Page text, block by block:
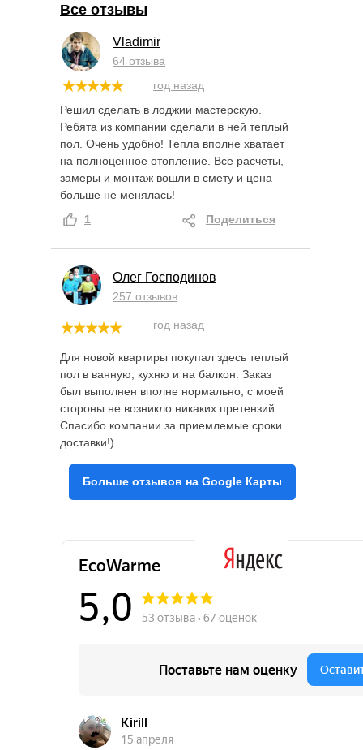
год назад
Vladimir
64 отзыва
Все отзывы
Решил сделать в лоджии мастерскую.
Ребята из компании сделали в ней теплый
пол. Очень удобно! Тепла вполне хватает
на полноценное отопление. Все расчеты,
замеры и монтаж вошли в смету и цена
больше не менялась!
1
Поделиться
год назад
Олег Господинов
257 отзывов
Для новой квартиры покупал здесь теплый
пол в ванную, кухню и на балкон. Заказ
был выполнен вполне нормально, с моей
стороны не возникло никаких претензий.
Спасибо компании за приемлемые сроки
доставки!)
Больше отзывов на Google Карты